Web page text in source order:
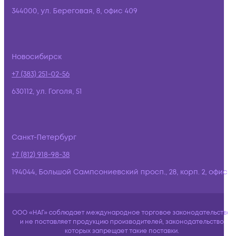
344000, ул. Береговая, 8, офис 409
Новосибирск
+7 (383) 251-02-56
630112, ул. Гоголя, 51
Санкт-Петербург
+7 (812) 918-98-38
194044, Большой Сампсониевский просп., 28, корп. 2,
ООО «НАГ» соблюдает международное торговое
и не поставляет продукцию производителей, законодательство
которых запрещает такие поставки.